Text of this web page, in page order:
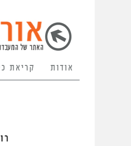
אודות קריאת